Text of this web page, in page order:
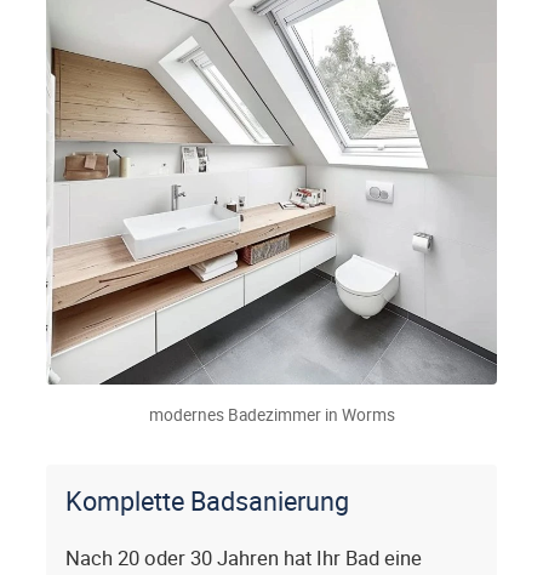
modernes Badezimmer in Worms
Komplette Badsanierung
Nach 20 oder 30 Jahren hat Ihr Bad eine